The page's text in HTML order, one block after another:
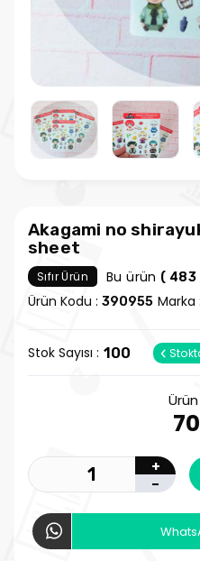
Akagami no
sheet
Sıfır Ürün Bu ürün ( 483
Ürün Kodu : 390955 Marka :
Stok Sayısı : 100
+
-